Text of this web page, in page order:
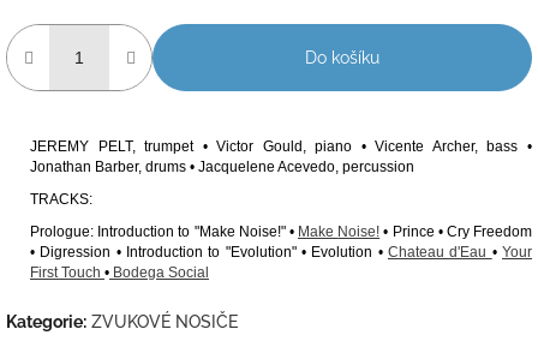
cena:
Do košíku
JEREMY PELT, trumpet • Victor Gould, piano • Vicente Archer, bass •
Jonathan Barber, drums • Jacquelene Acevedo, percussion
TRACKS:
Prologue: Introduction to "Make Noise!" • Make Noise! • Prince • Cry Freedom
• Digression • Introduction to "Evolution" • Evolution • Chateau d'Eau •Your
First Touch • Bodega Social
Kategorie: ZVUKOVÉ NOSIČE